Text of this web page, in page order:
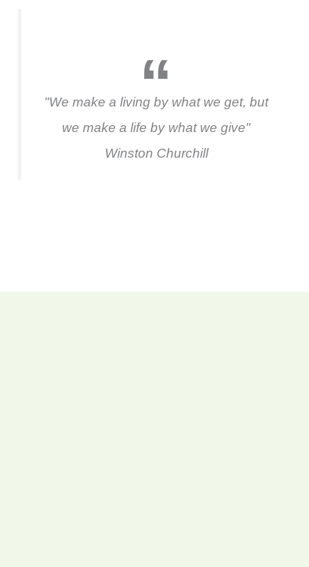
"We make a living by what we get, but
we make a life by what we give"
Winston Churchill